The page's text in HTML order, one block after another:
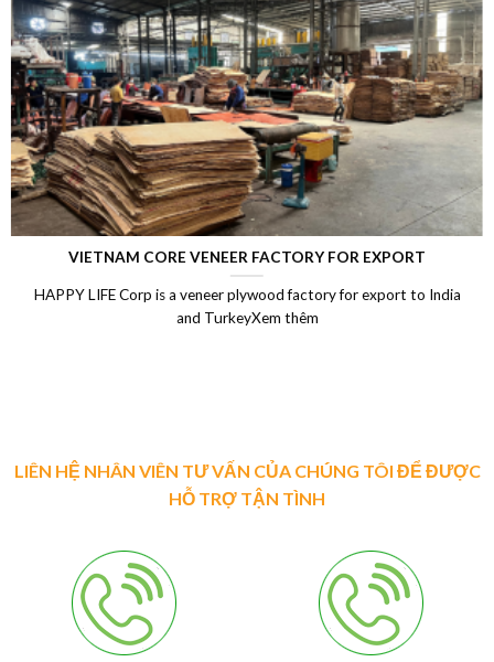
VIETNAM CORE VENEER FACTORY FOR EXPORT
HAPPY LIFE Corp is a veneer plywood factory for export to India
and TurkeyXem thêm
LIÊN HỆ NHÂN VIÊN TƯ VẤN CỦA CHÚNG TÔI ĐỂ ĐƯỢC
HỖ TRỢ TẬN TÌNH